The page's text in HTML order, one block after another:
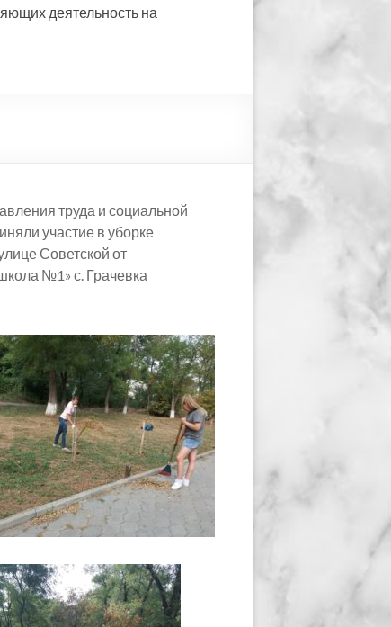
деятельность на
труда и социальной
участие в уборке
Советской от
№1» с. Грачевка